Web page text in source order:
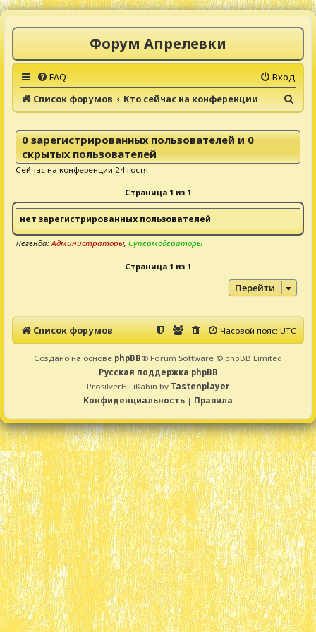
Форум Апрелевки
FAQ
Вход
Список форумов
Кто сейчас на конференции
о
и
0 зарегистрированных пользователей и 0
скрытых пользователей
Сейчас на конференции 24 гостя
Страница 1 из 1
нет зарегистрированных пользователей
Легенда:Администраторы, Супермодераторы
Страница 1 из 1
Перейти
Список форумов Часовой пояс:UTC
Создано на основе phpBB® Forum Software © phpBB Limited
Русская поддержка phpBB
ProsilverHiFiKabin by Tastenplayer
Конфиденциальность | Правила